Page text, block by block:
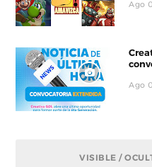
Ago
Ago
VISIBLE /